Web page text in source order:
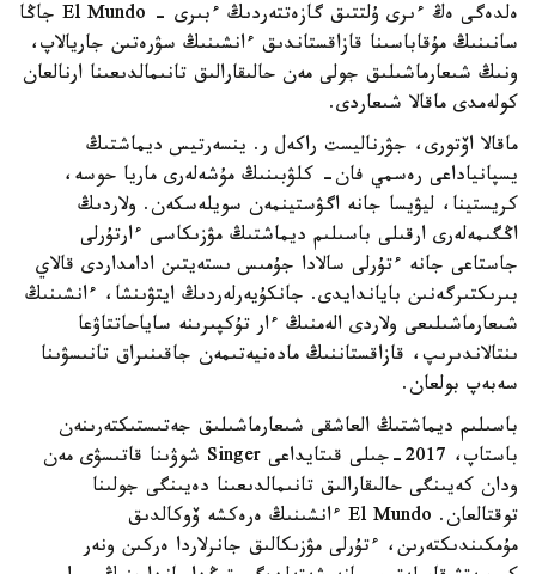
ەلدەگى ەڭ ءىرى ۇلتتىق گازەتتەردىڭ ءبىرى - El Mundo جاڭا
سانىنىڭ مۇقاباسىنا قازاقستاندىق ءانشىنىڭ سۋرەتىن جاريالاپ،
ونىڭ شىعارماشىلىق جولى مەن حالىقارالىق تانىمالدىعىنا ارنالعان
كولەمدى ماقالا شىعاردى.
ماقالا اۆتورى، جۋرناليست راكەل ر. ينسەرتيس ديماشتىڭ
يسپانياداعى رەسمي فان- كلۋبىنىڭ مۇشەلەرى ماريا حوسە،
كريستينا، ليۋيسا جانە اگۋستينمەن سويلەسكەن. ولاردىڭ
اڭگىمەلەرى ارقىلى باسىلىم ديماشتىڭ مۋزىكاسى ءارتۇرلى
جاستاعى جانە ءتۇرلى سالادا جۇمىس ىستەيتىن ادامداردى قالاي
بىرىكتىرگەنىن باياندايدى. جانكۇيەرلەردىڭ ايتۋىنشا، ءانشىنىڭ
شىعارماشىلىعى ولاردى الەمنىڭ ءار تۇكپىرىنە ساياحاتتاۋعا
ىنتالاندىرىپ، قازاقستاننىڭ مادەنيەتىمەن جاقىنىراق تانىسۋىنا
سەبەپ بولعان.
باسىلىم ديماشتىڭ العاشقى شىعارماشىلىق جەتىستىكتەرىنەن
باستاپ، 2017-جىلى قىتايداعى Singer شوۋىنا قاتىسۋى مەن
ودان كەيىنگى حالىقارالىق تانىمالدىعىنا دەيىنگى جولىنا
توقتالعان. El Mundo ءانشىنىڭ ەرەكشە ۆوكالدىق
مۇمكىندىكتەرىن، ءتۇرلى مۋزىكالىق جانرلاردا ەركىن ونەر